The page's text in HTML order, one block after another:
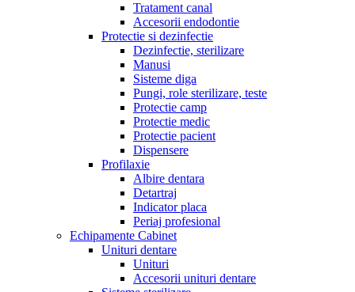
Tratament canal
Accesorii endodontie
Protectie si dezinfectie
Dezinfectie, sterilizare
Manusi
Sisteme diga
Pungi, role sterilizare, teste
Protectie camp
Protectie medic
Protectie pacient
Dispensere
Profilaxie
Albire dentara
Detartraj
Indicator placa
Periaj profesional
Echipamente Cabinet
Unituri dentare
Unituri
Accesorii unituri dentare